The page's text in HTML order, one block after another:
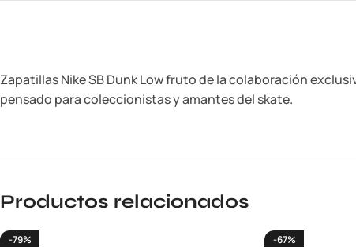
Zapatillas Nike SB Dunk Low fruto de la colaboración
pensado para coleccionistas y amantes del skate.
Productos relacionados
-79% -67%